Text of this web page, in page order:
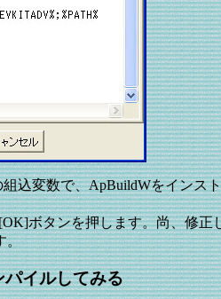
込変数で、ApBuildWをイン
ボタンを押します。尚、修正
。
イルしてみる